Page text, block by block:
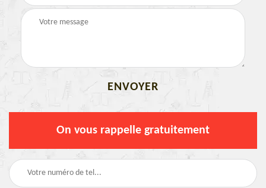
On vous rappelle gratuitement